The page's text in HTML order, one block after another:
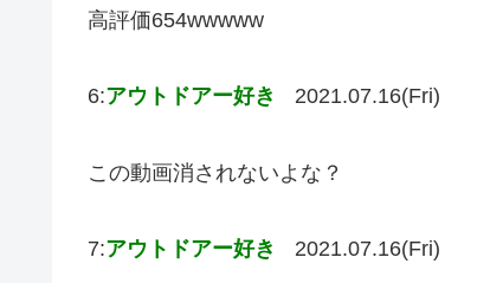
高評価654wwwww
6:アウトドアー好き 2021.07.16(Fri)
この動画消されないよな？
7:アウトドアー好き 2021.07.16(Fri)